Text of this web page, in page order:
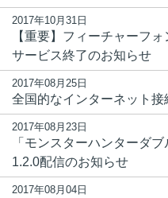
2017年10月31日
【重要】フィーチャーフ
サービス終了のお知らせ
2017年08月25日
全国的なインターネット接
2017年08月23日
「モンスターハンターダ
1.2.0配信のお知らせ
2017年08月04日